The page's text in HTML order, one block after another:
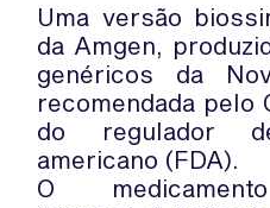
Uma versão
da Amgen,
genéricos da
recomendada pelo
do regulador
americano (FDA).
O